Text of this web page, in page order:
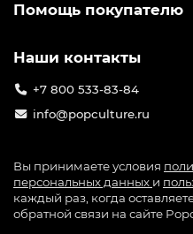
Помощь покупателю
Наши контакты
+7 800 533-83-84
info@popculture.ru
Вы принимаете условия
персональных данных и
каждый раз, когда
обратной связи на сайте